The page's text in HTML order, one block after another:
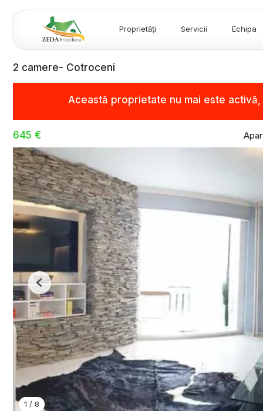
Proprietăți Servicii Echipa
2 camere- Cotroceni
Această proprietate nu mai este activă,
645 €
1 / 8
Previous